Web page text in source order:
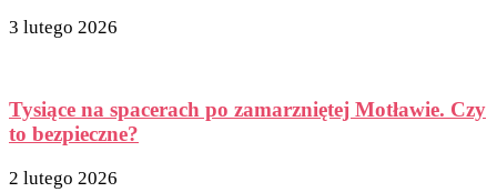
3 lutego 2026
Tysiące na spacerach po zamarzniętej Motławie. Czy
to bezpieczne?
2 lutego 2026